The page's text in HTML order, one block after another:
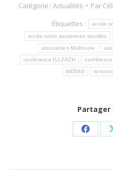
Catégorie : Actualités Par
Étiquettes :
accès
accès soins personnes sourdes
association Mulhouse
conférence ILLZACH
MDS68